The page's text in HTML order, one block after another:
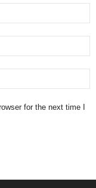
for the next time I